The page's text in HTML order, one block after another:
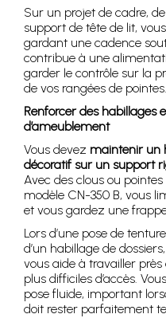
Sur un projet de cadre,
support de tête de lit,
gardant une cadence
contribue à une
garder le contrôle sur la
de vos rangées de pointes.
Renforcer des habillages
d’ameublement
Vous devez maintenir un
décoratif sur un support
Avec des clous ou
modèle CN-350 B, vous
et vous gardez une
Lors d’une pose de
d’un habillage de
vous aide à travailler
plus difficiles d’accès.
pose fluide, important
doit rester parfaitement